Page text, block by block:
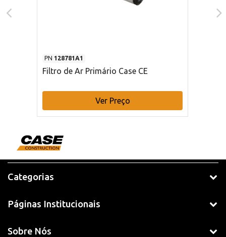
PN 128781A1
Filtro de Ar Primário Case CE
Ver Preço
Categorias
Páginas Institucionais
Sobre Nós